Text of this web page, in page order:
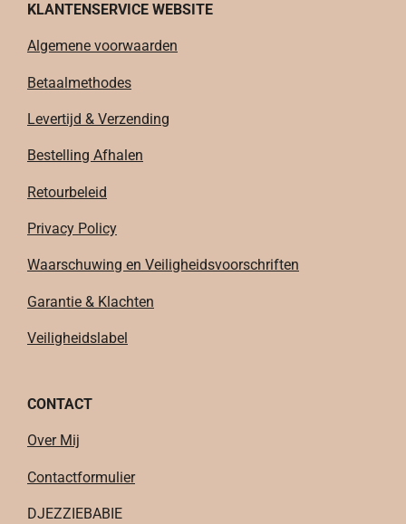
KLANTENSERVICE WEBSITE
Algemene voorwaarden
Betaalmethodes
Levertijd & Verzending
Bestelling Afhalen
Retourbeleid
Privacy Policy
Waarschuwing en Veiligheidsvoorschriften
Garantie & Klachten
Veiligheidslabel
CONTACT
Over Mij
Contactformulier
DJEZZIEBABIE